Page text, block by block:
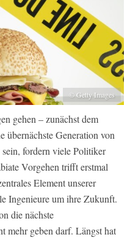
© Getty Images
gehen – zunächst dem
übernächste Generation von
fordern viele Politiker
Vorgehen trifft erstmal
Element unserer
Ingenieure um ihre Zukunft.
die nächste
mehr geben darf. Längst hat